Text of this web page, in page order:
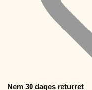
Nem 30 dages returret